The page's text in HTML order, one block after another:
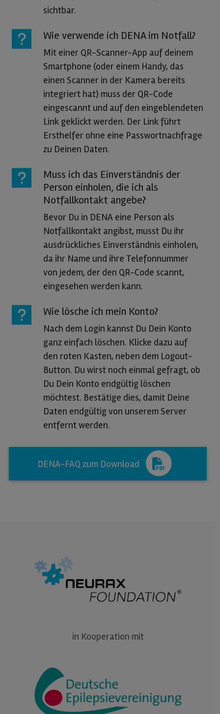
sichtbar.
Wie verwende ich DENA im Notfall?
Mit einer QR-Scanner-App auf deinem
Smartphone (oder einem Handy, das
einen Scanner in der Kamera bereits
integriert hat) muss der QR-Code
eingescannt und auf den eingeblendeten
Link geklickt werden. Der Link führt
Ersthelfer ohne eine Passwortnachfrage
zu Deinen Daten.
Muss ich das Einverständnis der
Person einholen, die ich als
Notfallkontakt angebe?
Bevor Du in DENA eine Person als
Notfallkontakt angibst, musst Du ihr
ausdrückliches Einverständnis einholen,
da ihr Name und ihre Telefonnummer
von jedem, der den QR-Code scannt,
eingesehen werden kann.
Wie lösche ich mein Konto?
Nach dem Login kannst Du Dein Konto
ganz einfach löschen. Klicke dazu auf
den roten Kasten, neben dem Logout-
Button. Du wirst noch einmal gefragt, ob
Du Dein Konto endgültig löschen
möchtest. Bestätige dies, damit Deine
Daten endgültig von unserem Server
entfernt werden.
DENA-FAQ zum Download
in Kooperation mit